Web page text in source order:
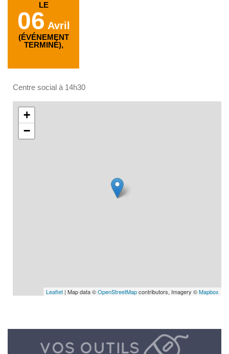
LE
06 Avril
(ÉVÉNEMENT
TERMINÉ),
Centre social à 14h30
+
−
Leaflet | Map data ©OpenStreetMapcontributors, Imagery ©Mapbox